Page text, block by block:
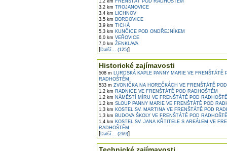
1,2 km FRENŠTÁT POD RADHOŠTĚM
3,2 km TROJANOVICE
3,4 km LICHNOV
3,5 km BORDOVICE
3,9 km TICHÁ
5,3 km KUNČICE POD ONDŘEJNÍKEM
6,0 km VEŘOVICE
7,0 km ŽENKLAVA
[Další... (125)]
Historické zajímavosti
508 m LURDSKÁ KAPLE PANNY MARIE VE FRENŠTÁTĚ
RADHOŠTĚM
533 m ZVONIČKA NA HOREČKÁCH VE FRENŠTÁTĚ
1,2 km RADNICE VE FRENŠTÁTĚ POD RADHOŠTĚM
1,2 km NÁMĚSTÍ MÍRU VE FRENŠTÁTĚ POD
1,2 km SLOUP PANNY MARIE VE FRENŠTÁTĚ POD
1,3 km KOSTEL SV. MARTINA VE FRENŠTÁTĚ POD
1,3 km BUDOVA ŠKOLY VE FRENŠTÁTĚ POD
1,4 km KOSTEL SV. JANA KŘTITELE S AREÁLEM VE
RADHOŠTĚM
[Další... (269)]